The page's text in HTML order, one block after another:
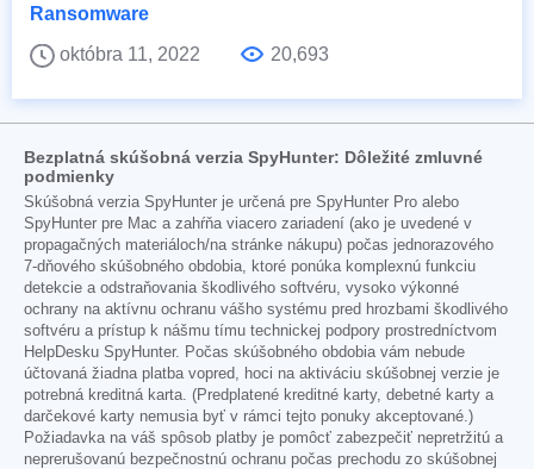
Ransomware
októbra 11, 2022
20,693
Bezplatná skúšobná verzia SpyHunter: Dôležité zmluvné
podmienky
Skúšobná verzia SpyHunter je určená pre SpyHunter Pro alebo
SpyHunter pre Mac a zahŕňa viacero zariadení (ako je uvedené v
propagačných materiáloch/na stránke nákupu) počas jednorazového
7-dňového skúšobného obdobia, ktoré ponúka komplexnú funkciu
detekcie a odstraňovania škodlivého softvéru, vysoko výkonné
ochrany na aktívnu ochranu vášho systému pred hrozbami škodlivého
softvéru a prístup k nášmu tímu technickej podpory prostredníctvom
HelpDesku SpyHunter. Počas skúšobného obdobia vám nebude
účtovaná žiadna platba vopred, hoci na aktiváciu skúšobnej verzie je
potrebná kreditná karta. (Predplatené kreditné karty, debetné karty a
darčekové karty nemusia byť v rámci tejto ponuky akceptované.)
Požiadavka na váš spôsob platby je pomôcť zabezpečiť nepretržitú a
neprerušovanú bezpečnostnú ochranu počas prechodu zo skúšobnej